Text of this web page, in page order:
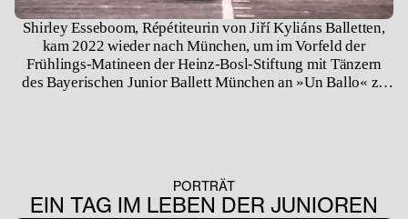
Shirley Esseboom, Répétiteurin von Jiří Kyliáns Balletten,
kam 2022 wieder nach München, um im Vorfeld der
Frühlings-Matineen der Heinz-Bosl-Stiftung mit Tänzern
des Bayerischen Junior Ballett München an »Un Ballo« zu
PORTRÄT
EIN TAG IM LEBEN DER JUNIOREN